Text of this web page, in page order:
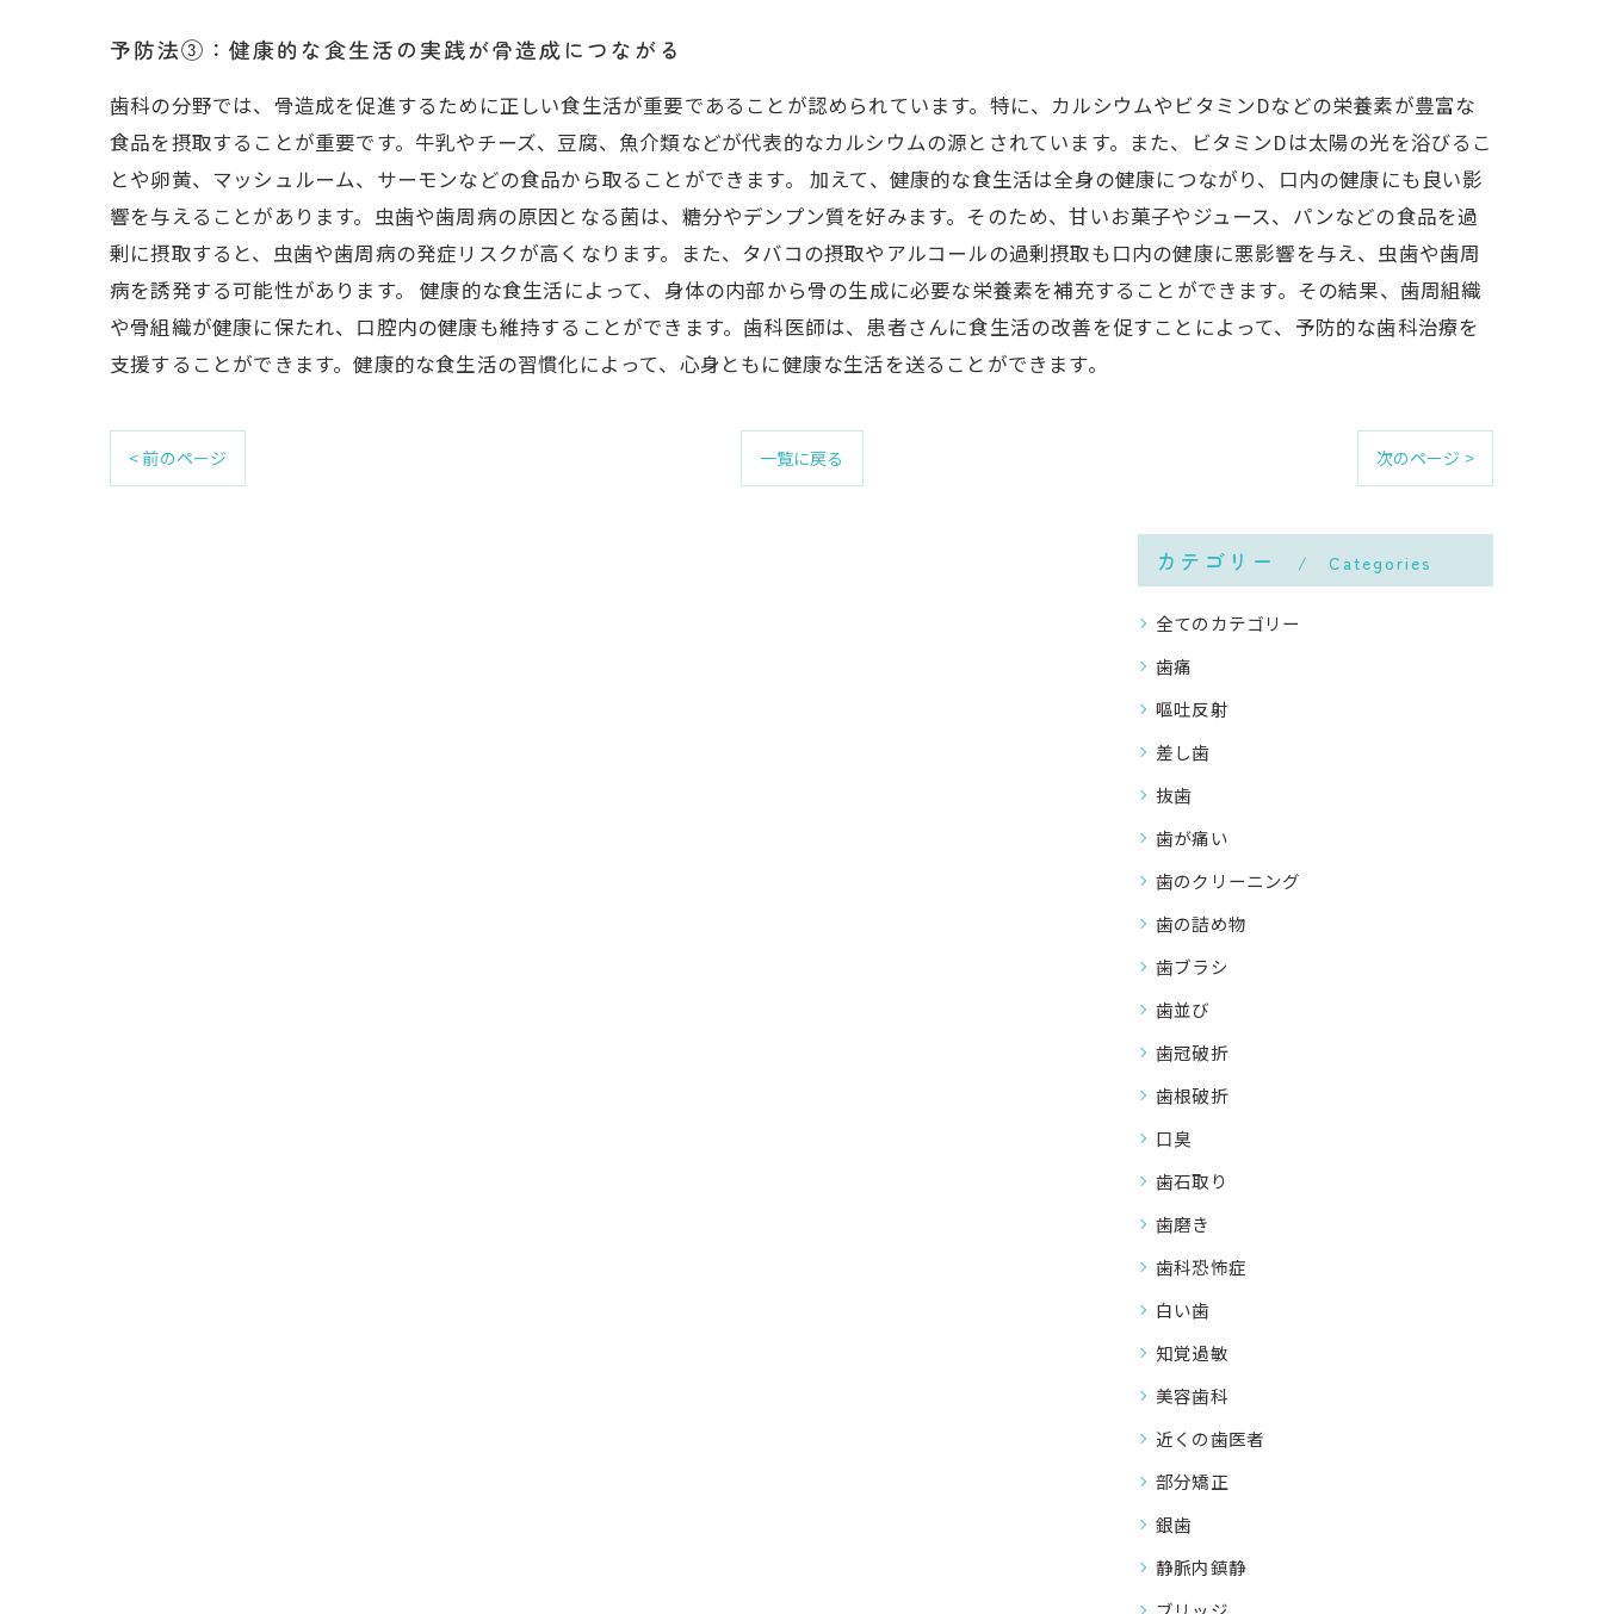
予防法③：健康的な食生活の実践が骨造成につながる
歯科の分野では、骨造成を促進するために正しい食生活が重要であることが認められています。特に、カルシウムやビタミンDなどの栄養素が豊富な
食品を摂取することが重要です。牛乳やチーズ、豆腐、魚介類などが代表的なカルシウムの源とされています。また、ビタミンDは太陽の光を浴びるこ
とや卵黄、マッシュルーム、サーモンなどの食品から取ることができます。 加えて、健康的な食生活は全身の健康につながり、口内の健康にも良い影
響を与えることがあります。虫歯や歯周病の原因となる菌は、糖分やデンプン質を好みます。そのため、甘いお菓子やジュース、パンなどの食品を過
剰に摂取すると、虫歯や歯周病の発症リスクが高くなります。また、タバコの摂取やアルコールの過剰摂取も口内の健康に悪影響を与え、虫歯や歯周
病を誘発する可能性があります。 健康的な食生活によって、身体の内部から骨の生成に必要な栄養素を補充することができます。その結果、歯周組織
や骨組織が健康に保たれ、口腔内の健康も維持することができます。歯科医師は、患者さんに食生活の改善を促すことによって、予防的な歯科治療を
支援することができます。健康的な食生活の習慣化によって、心身ともに健康な生活を送ることができます。
< 前のページ 一覧に戻る 次のページ >
カテゴリー Categories
全てのカテゴリー
歯痛
嘔吐反射
差し歯
抜歯
歯が痛い
歯のクリーニング
歯の詰め物
歯ブラシ
歯並び
歯冠破折
歯根破折
口臭
歯石取り
歯磨き
歯科恐怖症
白い歯
知覚過敏
美容歯科
近くの歯医者
部分矯正
銀歯
静脈内鎮静